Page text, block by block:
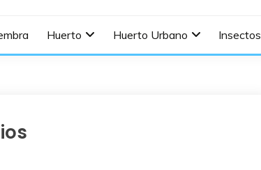
Huerto Huerto Urbano Insectos